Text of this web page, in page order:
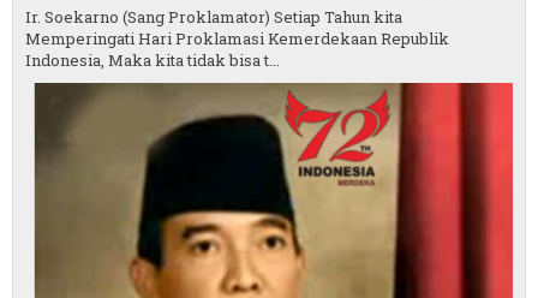
Ir. Soekarno (Sang Proklamator) Setiap Tahun kita
Memperingati Hari Proklamasi Kemerdekaan Republik
Indonesia, Maka kita tidak bisa t...